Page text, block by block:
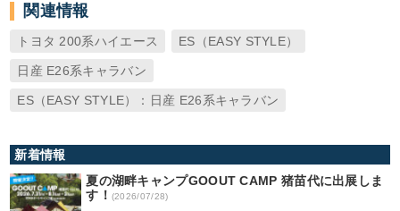
関連情報
トヨタ 200系ハイエース ES（EASY STYLE）
日産 E26系キャラバン
ES（EASY STYLE）：日産 E26系キャラバン
新着情報
夏の湖畔キャンプGOOUT CAMP 猪苗代に出展しま
す！ (2026/07/28)